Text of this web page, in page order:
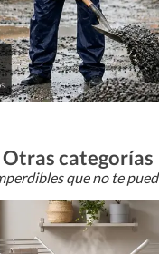
Otras categorías
que no te